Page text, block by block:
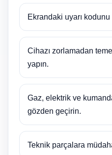
Ekrandaki uyarı
Cihazı zorlamadan
yapın.
Gaz, elektrik ve
gözden geçirin.
Teknik parçalara